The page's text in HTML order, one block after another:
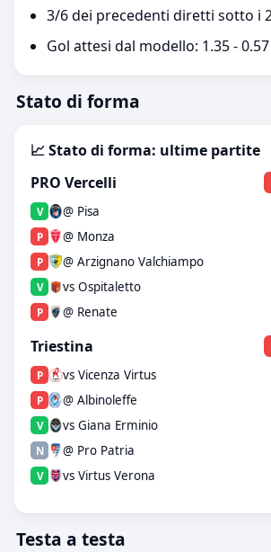
3/6 dei precedenti diretti sotto i
Gol attesi dal modello: 1.35 - 0.57
Stato di forma
📈 Stato di forma: ultime partite
PRO Vercelli
V @ Pisa
P @ Monza
P @ Arzignano Valchiampo
V vs Ospitaletto
P @ Renate
Triestina
P vs Vicenza Virtus
P @ Albinoleffe
V vs Giana Erminio
N @ Pro Patria
V vs Virtus Verona
Testa a testa